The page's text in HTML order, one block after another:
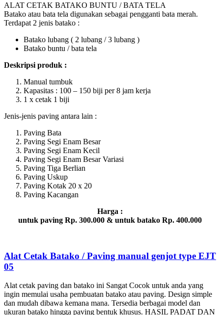
ALAT CETAK BATAKO BUNTU / BATA TELA
Batako atau bata tela digunakan sebagai pengganti bata merah.
Terdapat 2 jenis batako :
Batako lubang ( 2 lubang / 3 lubang )
Batako buntu / bata tela
Deskripsi produk :
Manual tumbuk
Kapasitas : 100 – 150 biji per 8 jam kerja
1 x cetak 1 biji
Jenis-jenis paving antara lain :
Paving Bata
Paving Segi Enam Besar
Paving Segi Enam Kecil
Paving Segi Enam Besar Variasi
Paving Tiga Berlian
Paving Uskup
Paving Kotak 20 x 20
Paving Kacangan
Harga :
untuk paving Rp. 300.000 & untuk batako Rp. 400.000
Alat Cetak Batako / Paving manual genjot type EJT
05
Alat cetak paving dan batako ini Sangat Cocok untuk anda yang
ingin memulai usaha pembuatan batako atau paving. Design simple
dan mudah dibawa kemana mana. Tersedia berbagai model dan
ukuran batako hingga paving bentuk khusus. HASIL PADAT DAN